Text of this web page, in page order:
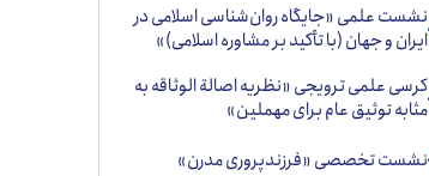
نشست علمی «جایگاه روان‌شناسی اسلامی در
ایران و جهان (با تأکید بر مشاوره اسلامی)»
کرسی علمی ترویجی «نظریه اصالة الوثاقه به
مثابه توثیق عام برای مهملین»
نشست تخصصی «فرزندپروری مدرن»